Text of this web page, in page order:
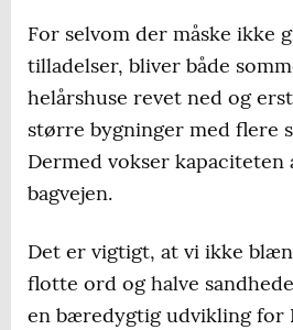
For selvom der måske ikke
tilladelser, bliver både
helårshuse revet ned og
større bygninger med flere
Dermed vokser kapaciteten
bagvejen.
Det er vigtigt, at vi ikke
flotte ord og halve
en bæredygtig udvikling for